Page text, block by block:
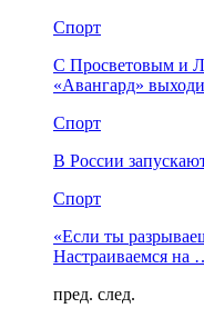
Спорт
С Просветовым и
«Авангард»
Спорт
В России
Спорт
«Если ты
Настраиваемся на
пред. след.